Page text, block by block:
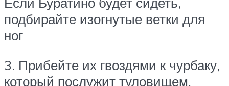
подбирайте изогнутые ветки для
ног
3. Прибейте их гвоздями к чурбаку,
который послужит туловищем.